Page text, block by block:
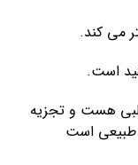
هست و تجزیه
طبیعی است